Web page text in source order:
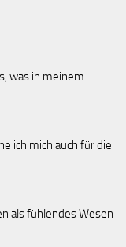
was in meinem
ich mich auch für die
als fühlendes Wesen